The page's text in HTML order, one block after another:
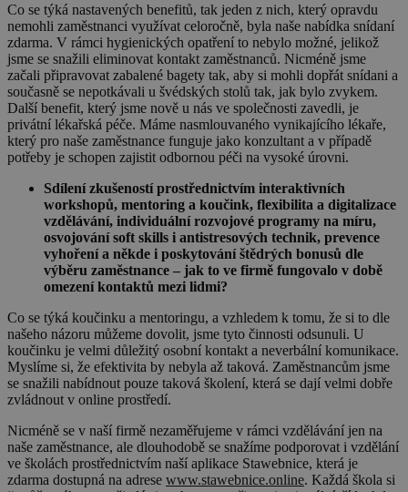
Co se týká nastavených benefitů, tak jeden z nich, který opravdu
nemohli zaměstnanci využívat celoročně, byla naše nabídka snídaní
zdarma. V rámci hygienických opatření to nebylo možné, jelikož
jsme se snažili eliminovat kontakt zaměstnanců. Nicméně jsme
začali připravovat zabalené bagety tak, aby si mohli dopřát snídani a
současně se nepotkávali u švédských stolů tak, jak bylo zvykem.
Další benefit, který jsme nově u nás ve společnosti zavedli, je
privátní lékařská péče. Máme nasmlouvaného vynikajícího lékaře,
který pro naše zaměstnance funguje jako konzultant a v případě
potřeby je schopen zajistit odbornou péči na vysoké úrovni.
Sdílení zkušeností prostřednictvím interaktivních
workshopů, mentoring a koučink, flexibilita a digitalizace
vzdělávání, individuální rozvojové programy na míru,
osvojování soft skills i antistresových technik, prevence
vyhoření a někde i poskytování štědrých bonusů dle
výběru zaměstnance – jak to ve firmě fungovalo v době
omezení kontaktů mezi lidmi?
Co se týká koučinku a mentoringu, a vzhledem k tomu, že si to dle
našeho názoru můžeme dovolit, jsme tyto činnosti odsunuli. U
koučinku je velmi důležitý osobní kontakt a neverbální komunikace.
Myslíme si, že efektivita by nebyla až taková. Zaměstnancům jsme
se snažili nabídnout pouze taková školení, která se dají velmi dobře
zvládnout v online prostředí.
Nicméně se v naší firmě nezaměřujeme v rámci vzdělávání jen na
naše zaměstnance, ale dlouhodobě se snažíme podporovat i vzdělání
ve školách prostřednictvím naší aplikace Stawebnice, která je
zdarma dostupná na adrese www.stawebnice.online. Každá škola si